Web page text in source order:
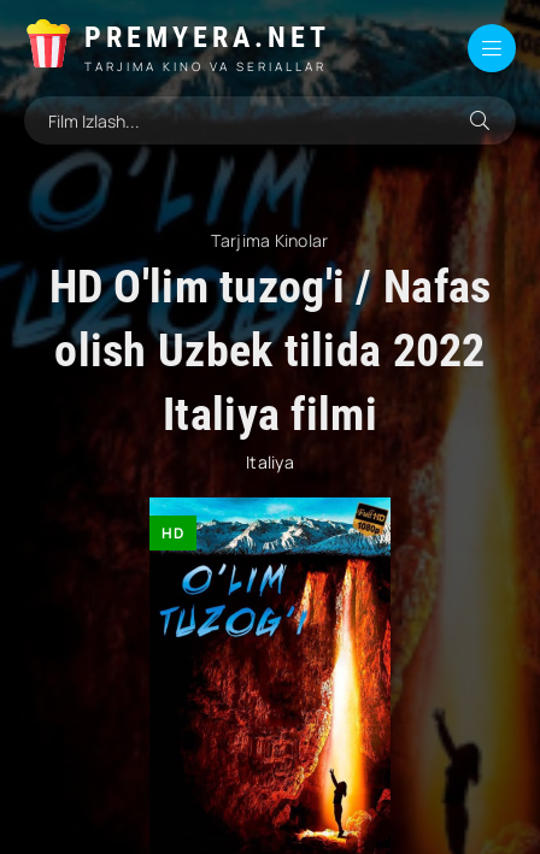
PREMYERA.NET
TARJIMA KINO VA SERIALLAR
Tarjima Kinolar
HD O'lim tuzog'i / Nafas
olish Uzbek tilida 2022
Italiya filmi
Italiya
HD